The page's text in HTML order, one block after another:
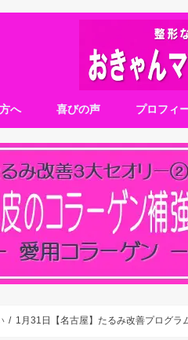
へ 喜びの声 プロフィ
1月31日【名古屋】たるみ改善プログラ